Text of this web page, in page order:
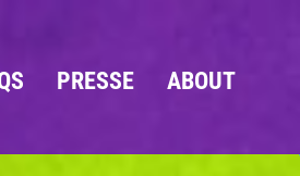
PRESSE ABOUT